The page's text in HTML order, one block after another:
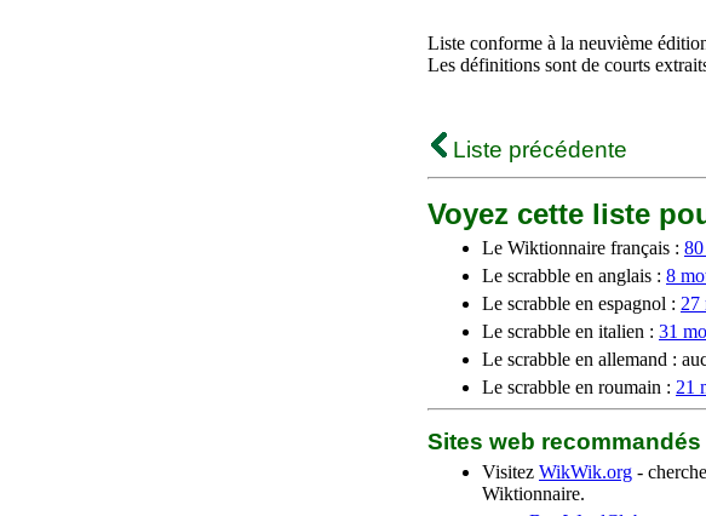
Liste conforme à la neuvième
Les définitions sont de courts
Liste précédente
Voyez cette liste
Le Wiktionnaire français :
Le scrabble en anglais : 8
Le scrabble en espagnol : 27
Le scrabble en italien : 31
Le scrabble en allemand :
Le scrabble en roumain : 21
Sites web recommandés
Visitez WikWik.org -
Wiktionnaire.